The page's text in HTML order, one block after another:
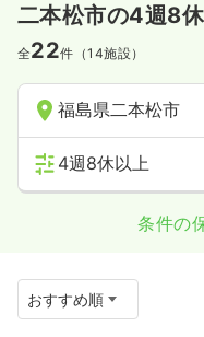
二本松市の4週8
全22件（14施設）
福島県二本松市
4週8休以上
条件の